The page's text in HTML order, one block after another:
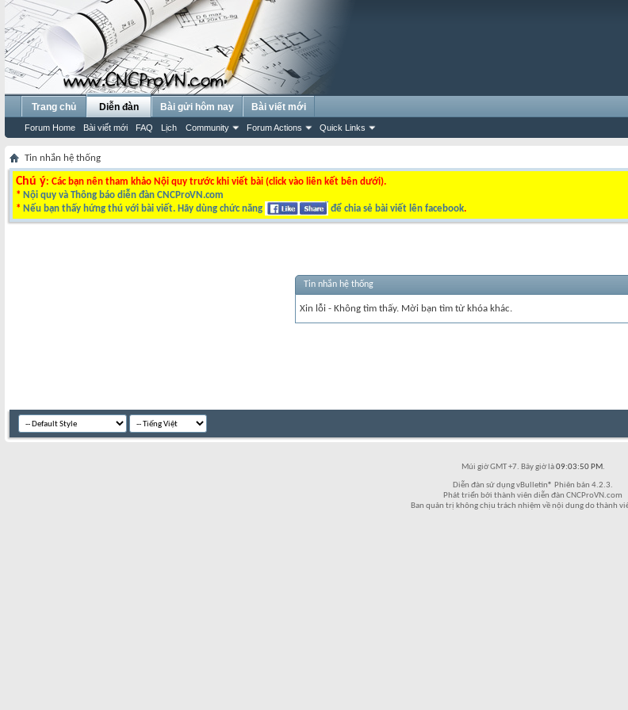
Trang chủ Diễn đàn
Forum Home Bài viết mới FAQ Lịch Community Forum Actions Quick Links
Bài gửi hôm nay Bài viết mới
Tin nhắn hệ thống
Chú ý: Các bạn nên tham khảo Nội quy trước khi viết bài (click vào liên kết bên dưới).
* Nội quy và Thông báo diễn đàn CNCProVN.com
* Nếu bạn thấy hứng thú với bài viết. Hãy dùng chức năng để chia sẻ bài viết lên facebook.
Tin nhắn hệ thống
Xin lỗi - Không tìm thấy. Mời bạn tìm từ khóa khác.
Múi giờ GMT +7. Bây giờ là09:03:50 PM.
Diễn đàn sử dụng vBulletin® Phiên bản 4.2.3.
Phát triển bởi thành viên diễn đàn CNCProVN.com
Ban quản trị không chịu trách nhiệm về nội dung do thành